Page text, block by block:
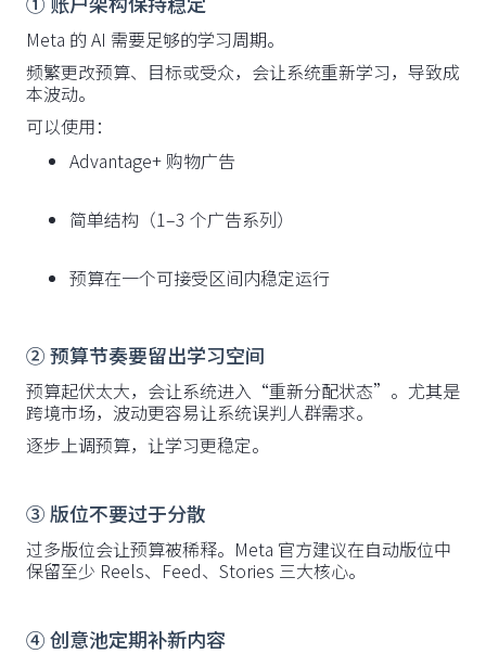
Meta 的 AI 需要足够的学习周期。
频繁更改预算、目标或受众，会让系统重新学习，导致成
本波动。
可以使用：
Advantage+ 购物广告
简单结构（1–3 个广告系列）
预算在一个可接受区间内稳定运行
② 预算节奏要留出学习空间
预算起伏太大，会让系统进入“重新分配状态”。尤其是
跨境市场，波动更容易让系统误判人群需求。
逐步上调预算，让学习更稳定。
③ 版位不要过于分散
过多版位会让预算被稀释。Meta 官方建议在自动版位中
保留至少 Reels、Feed、Stories 三大核心。
④ 创意池定期补新内容